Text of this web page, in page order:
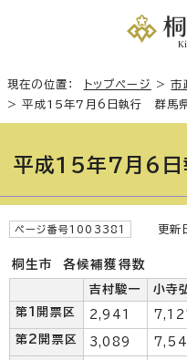
現在の位置： トップページ >市
>平成15年7月6日執行 群馬
平成15年7月6
ページ番号1003381 更新
桐生市 各候補獲得数
吉村駿一 小寺
第1開票区
2,941
第2開票区 3,089